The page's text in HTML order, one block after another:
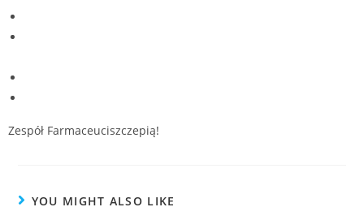
Zespół Farmaceuciszczepią!
YOU MIGHT ALSO LIKE